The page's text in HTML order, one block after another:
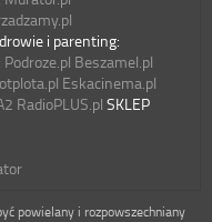
i parenting:
Podroze.pl Beszamel.pl
Eskacinema.pl
RadioPLUS.pl SKLEP
powielany i rozpowszechniany